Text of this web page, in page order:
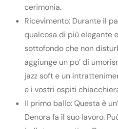
cerimonia.
Ricevimento: Durante il
qualcosa di più elegante
sottofondo che non
aggiunge un po’ di
jazz soft e un
e i vostri ospiti
Il primo ballo: Questa è
Denora fa il suo lavoro.